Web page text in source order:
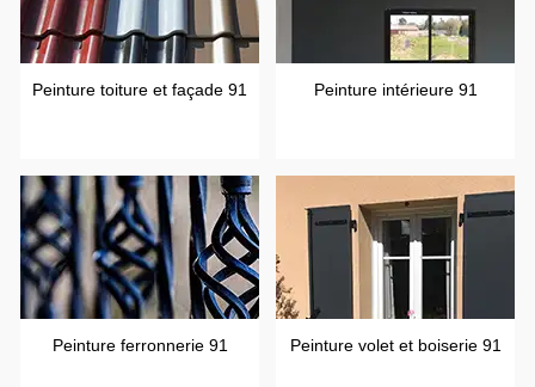
Peinture toiture et façade 91 Peinture intérieure 91
Peinture ferronnerie 91 Peinture volet et boiserie 91